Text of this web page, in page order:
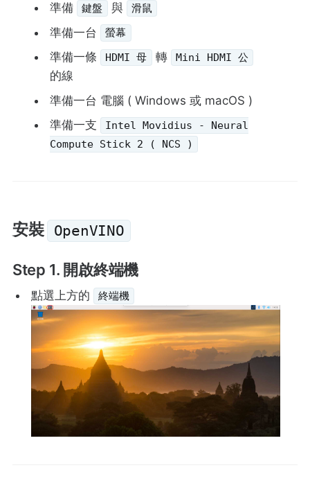
準備 鍵盤 與 滑鼠
準備一台 螢幕
準備一條 HDMI 母 轉 Mini HDMI 公
的線
準備一台 電腦 ( Windows 或 macOS )
準備一支
Intel Movidius - Neural
Compute Stick 2 ( NCS )
安裝 OpenVINO
Step 1. 開啟終端機
點選上方的 終端機